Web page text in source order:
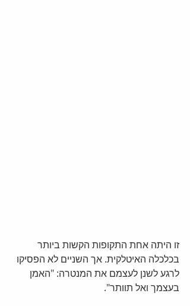
זו היתה אחת התקופות הקשות ביותר
בכלכלה האיטלקית. אך השניים לא הפסיקו
לרגע לשנן לעצמם את המנטרה: "האמן
בעצמך ואל תוותר".